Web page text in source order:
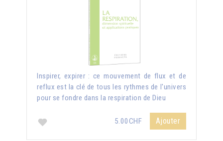
Inspirer, expirer : ce mouvement de flux et de
reflux est la clé de tous les rythmes de l'univers
pour se fondre dans la respiration de Dieu
5.00CHF Ajouter